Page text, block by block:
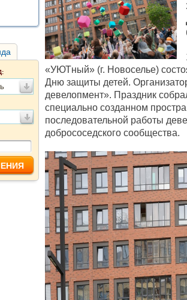
«УЮТный» (г. Новоселье)
Дню защиты детей.
девелопмент». Праздник
специально созданном
последовательной работы
добрососедского сообщества.